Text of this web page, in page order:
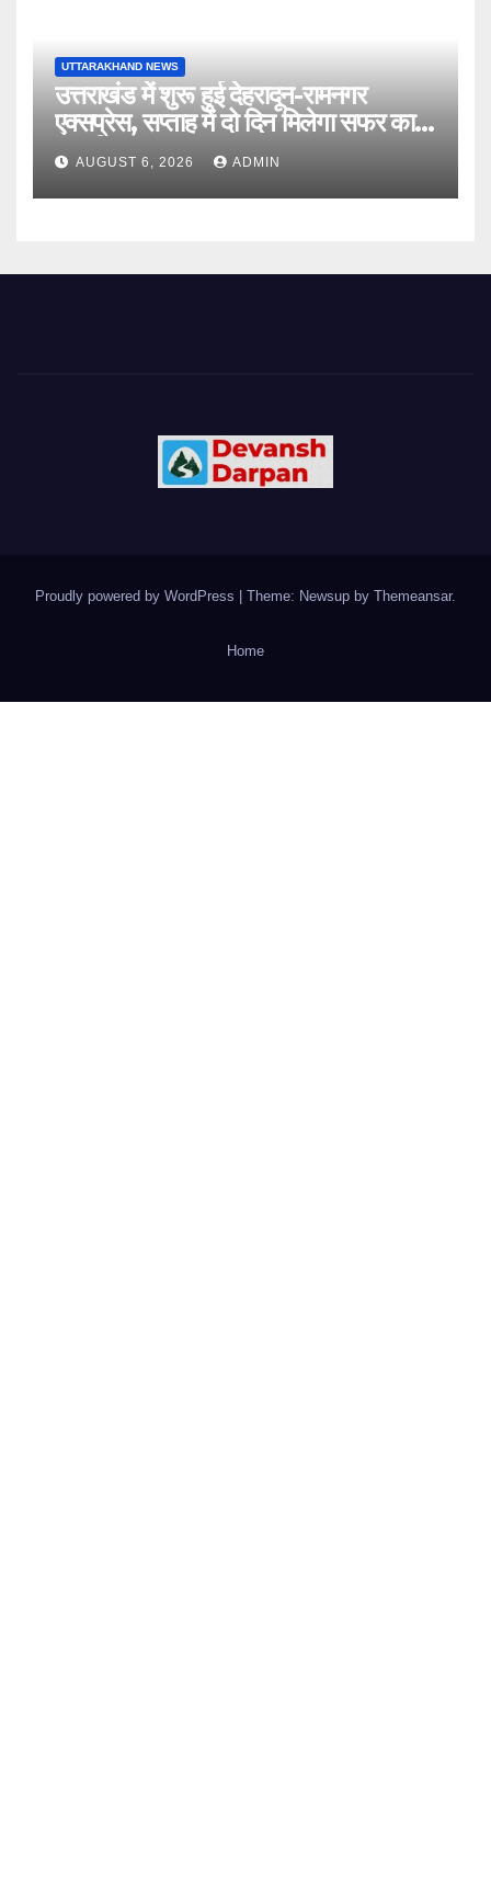
UTTARAKHAND NEWS
उत्तराखंड में शुरू हुई देहरादून-रामनगर
एक्सप्रेस, सप्ताह में दो दिन मिलेगा सफर का
नया विकल्प
AUGUST 6, 2026 ADMIN
Proudly powered by WordPress Theme: Newsup by Themeansar.
Home